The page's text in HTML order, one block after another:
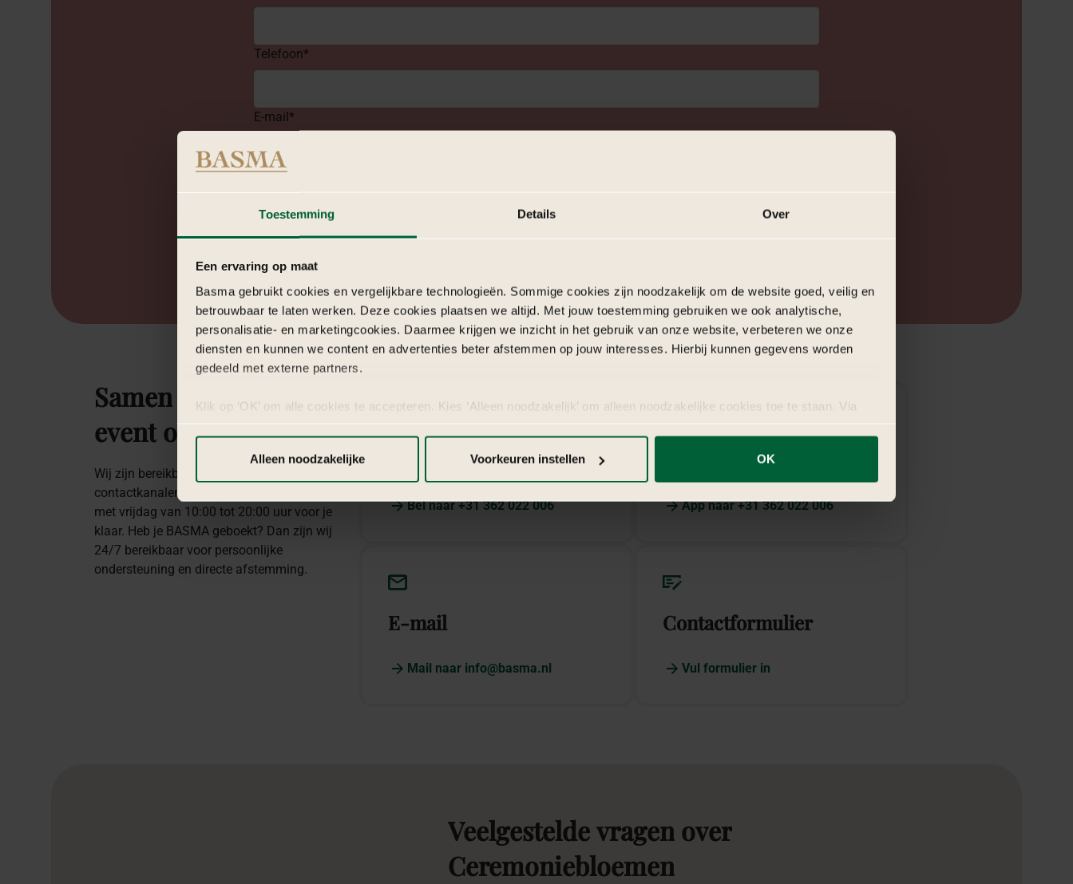
Toestemming Details Over
Een ervaring op maat
Basma gebruikt cookies en vergelijkbare technologieën. Sommige cookies zijn noodzakelijk om de website goed, veilig en
betrouwbaar te laten werken. Deze cookies plaatsen we altijd. Met jouw toestemming gebruiken we ook analytische,
personalisatie- en marketingcookies. Daarmee krijgen we inzicht in het gebruik van onze website, verbeteren we onze
diensten en kunnen we content en advertenties beter afstemmen op jouw interesses. Hierbij kunnen gegevens worden
gedeeld met externe partners.
Klik op ‘OK’ om alle cookies te accepteren. Kies ‘Alleen noodzakelijk’ om alleen noodzakelijke cookies toe te staan. Via
Alleen noodzakelijke
Voorkeuren instellen OK
Telefoon*
E-mail*
Hierbij ga ik akkoord met het versturen van mijn wensenlijst.
Samen maken we jouw
event onvergetelijk
Wij zijn bereikbaar via onze vier
contactkanalen. Ons team staat dinsdag tot en
met vrijdag van 10:00 tot 20:00 uur voor je
klaar. Heb je BASMA geboekt? Dan zijn wij
24/7 bereikbaar voor persoonlijke
ondersteuning en directe afstemming.
Bel naar +31 362 022 006 App naar +31 362 022 006
E-mail
Mail naar info@basma.nl
Contactformulier
Vul formulier in
Veelgesteldevragen over
Ceremoniebloemen